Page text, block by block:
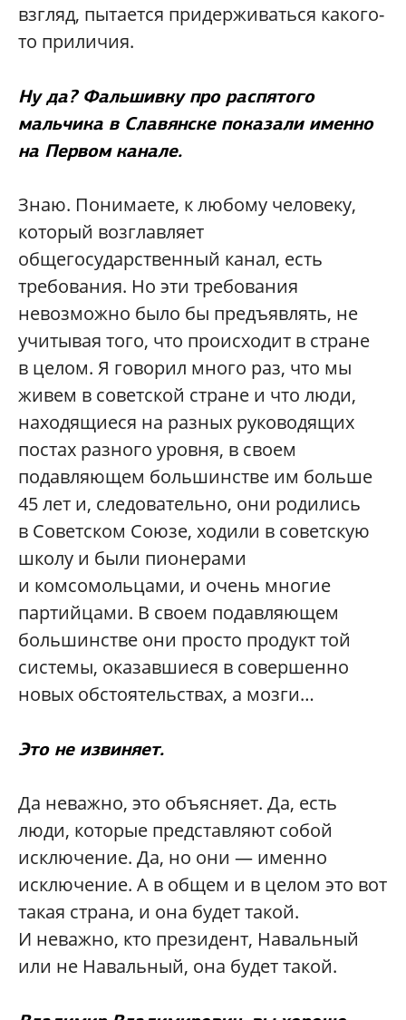
взгляд, пытается придерживаться какого-
то приличия.
Ну да? Фальшивку про распятого
мальчика в Славянске показали именно
на Первом канале.
Знаю. Понимаете, к любому человеку,
который возглавляет
общегосударственный канал, есть
требования. Но эти требования
невозможно было бы предъявлять, не
учитывая того, что происходит в стране
в целом. Я говорил много раз, что мы
живем в советской стране и что люди,
находящиеся на разных руководящих
постах разного уровня, в своем
подавляющем большинстве им больше
45 лет и, следовательно, они родились
в Советском Союзе, ходили в советскую
школу и были пионерами
и комсомольцами, и очень многие
партийцами. В своем подавляющем
большинстве они просто продукт той
системы, оказавшиеся в совершенно
новых обстоятельствах, а мозги…
Это не извиняет.
Да неважно, это объясняет. Да, есть
люди, которые представляют собой
исключение. Да, но они — именно
исключение. А в общем и в целом это вот
такая страна, и она будет такой.
И неважно, кто президент, Навальный
или не Навальный, она будет такой.